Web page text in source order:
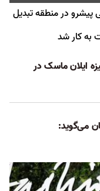
در منطقه تبدیل
به کار شد
ایلان ماسک در
می‌گوید: